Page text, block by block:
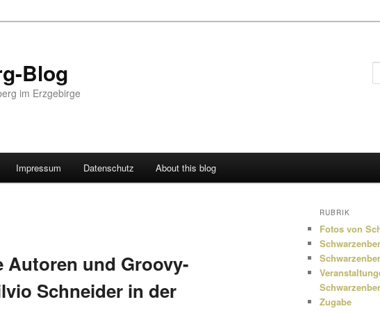
Blog
im Erzgebirge
Impressum Datenschutz About this blog
Autoren und Groovy-
Schneider in der
RUBRIK
Fotos von
Zugabe